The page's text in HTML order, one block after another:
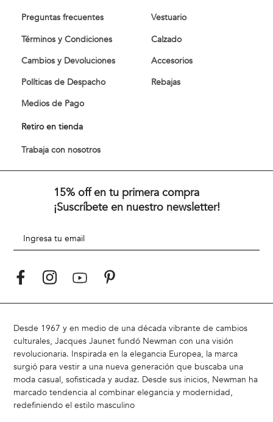
Tiendas
Preguntas frecuentes
Términos y Condiciones
Cambios y Devoluciones
Retiro en tienda
Trabaja con nosotros
New Arrivals
Vestuario
15% off en tu primera compra
¡Suscríbete en nuestro newsletter!
Desde 1967 y en medio de una década vibrante de cambios
culturales, Jacques Jaunet fundó Newman con una visión